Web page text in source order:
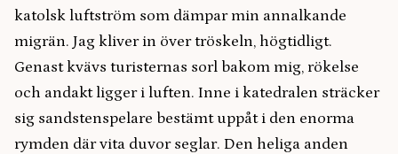
katolsk luftström som dämpar min annalkande
migrän. Jag kliver in över tröskeln, högtidligt.
Genast kvävs turisternas sorl bakom mig, rökelse
och andakt ligger i luften. Inne i katedralen sträcker
sig sandstenspelare bestämt uppåt i den enorma
rymden där vita duvor seglar. Den heliga anden